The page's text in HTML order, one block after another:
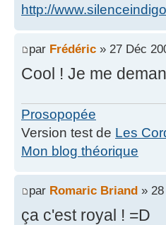
http://
par Frédéric » 27 Déc
Cool ! Je me
Prosopopée
Version test de Les
Mon blog théorique
par Romaric Briand »
ça c'est royal ! =D